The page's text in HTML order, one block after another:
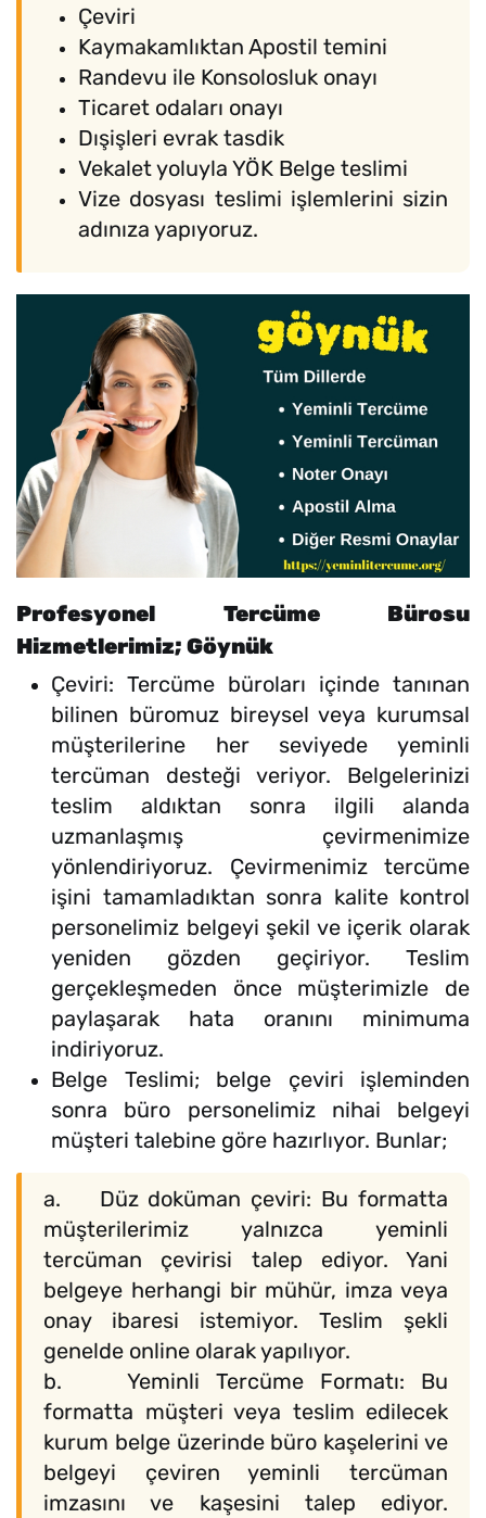
Çeviri
Kaymakamlıktan Apostil temini
Randevu ile Konsolosluk onayı
Ticaret odaları onayı
Dışişleri evrak tasdik
Vekalet yoluyla YÖK Belge teslimi
Vize dosyası teslimi işlemlerini sizin
adınıza yapıyoruz.
Profesyonel Tercüme Bürosu
Hizmetlerimiz; Göynük
Çeviri: Tercüme büroları içinde tanınan
bilinen büromuz bireysel veya kurumsal
müşterilerine her seviyede yeminli
tercüman desteği veriyor. Belgelerinizi
teslim aldıktan sonra ilgili alanda
uzmanlaşmış çevirmenimize
yönlendiriyoruz. Çevirmenimiz tercüme
işini tamamladıktan sonra kalite kontrol
personelimiz belgeyi şekil ve içerik olarak
yeniden gözden geçiriyor. Teslim
gerçekleşmeden önce müşterimizle de
paylaşarak hata oranını minimuma
indiriyoruz.
Belge Teslimi; belge çeviri işleminden
sonra büro personelimiz nihai belgeyi
müşteri talebine göre hazırlıyor. Bunlar;
a. Düz doküman çeviri: Bu formatta
müşterilerimiz yalnızca yeminli
tercüman çevirisi talep ediyor. Yani
belgeye herhangi bir mühür, imza veya
onay ibaresi istemiyor. Teslim şekli
genelde online olarak yapılıyor.
b. Yeminli Tercüme Formatı: Bu
formatta müşteri veya teslim edilecek
kurum belge üzerinde büro kaşelerini ve
belgeyi çeviren yeminli tercüman
imzasını ve kaşesini talep ediyor.